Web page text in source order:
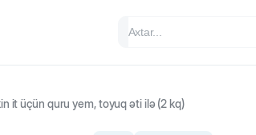
it üçün quru yem, toyuq əti ilə (2 kq)